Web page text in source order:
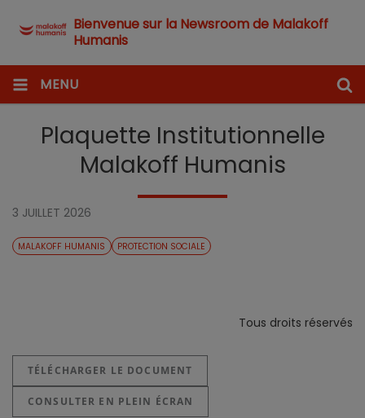
Bienvenue sur la Newsroom de Malakoff
Humanis
MENU
Plaquette Institutionnelle
Malakoff Humanis
3 JUILLET 2026
MALAKOFF HUMANIS PROTECTION SOCIALE
Tous droits réservés
TÉLÉCHARGER LE DOCUMENT
CONSULTER EN PLEIN ÉCRAN